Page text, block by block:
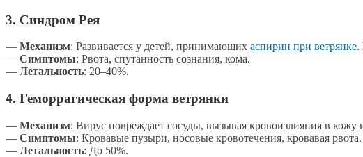
3. Синдром Рея
— Механизм: Развивается у детей, принимающих аспирин при ветрянке.
— Симптомы: Рвота, спутанность сознания, кома.
— Летальность: 20–40%.
4. Геморрагическая форма ветрянки
— Механизм: Вирус повреждает сосуды, вызывая кровоизлияния в кожу
— Симптомы: Кровавые пузыри, носовые кровотечения, кровавая рвота.
— Летальность: До 50%.